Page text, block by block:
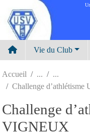
Vie du Club
Accueil
Challenge
Challenge
VIGNEUX
Panneau de gestion des